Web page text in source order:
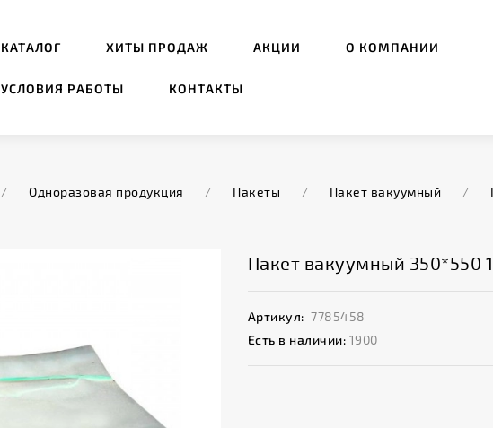
КАТАЛОГ ХИТЫ ПРОДАЖ АКЦИИ О КОМПАНИИ
УСЛОВИЯ РАБОТЫ КОНТАКТЫ
/ Одноразовая продукция / Пакеты / Пакет вакуумный /
Пакет вакуумный 350*550
Артикул: 7785458
Есть в наличии: 1900